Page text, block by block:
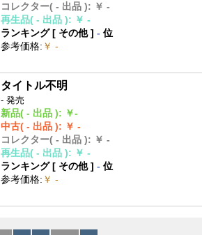
コレクター( - 出品 ): ￥ -
再生品( - 出品 ): ￥ -
ランキング [ その他]- 位
参考価格: ￥ -
タイトル不明
- 発売
新品( - 出品 ): ￥-
中古( - 出品 ): ￥ -
コレクター( - 出品 ): ￥ -
再生品( - 出品 ): ￥ -
ランキング [ その他]- 位
参考価格: ￥ -